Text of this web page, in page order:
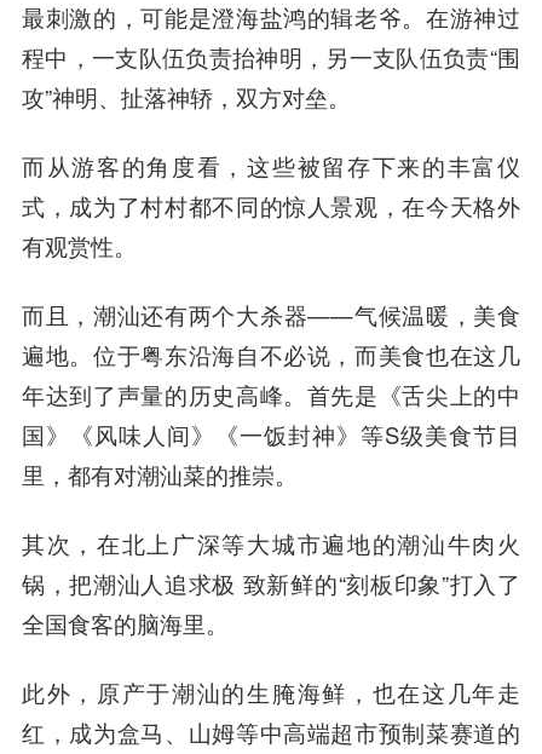
最刺激的，可能是澄海盐鸿的辑老爷。在游神过
程中，一支队伍负责抬神明，另一支队伍负责“围
攻”神明、扯落神轿，双方对垒。
而从游客的角度看，这些被留存下来的丰富仪
式，成为了村村都不同的惊人景观，在今天格外
有观赏性。
而且，潮汕还有两个大杀器——气候温暖，美食
遍地。位于粤东沿海自不必说，而美食也在这几
年达到了声量的历史高峰。首先是《舌尖上的中
国》《风味人间》《一饭封神》等S级美食节目
里，都有对潮汕菜的推崇。
其次，在北上广深等大城市遍地的潮汕牛肉火
锅，把潮汕人追求极 致新鲜的“刻板印象”打入了
全国食客的脑海里。
此外，原产于潮汕的生腌海鲜，也在这几年走
红，成为盒马、山姆等中高端超市预制菜赛道的